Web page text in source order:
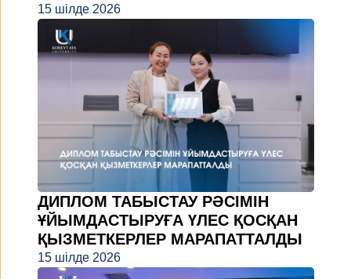
15 шілде 2026
ДИПЛОМ ТАБЫСТАУ РӘСІМІН
ҰЙЫМДАСТЫРУҒА ҮЛЕС ҚОСҚАН
ҚЫЗМЕТКЕРЛЕР МАРАПАТТАЛДЫ
15 шілде 2026